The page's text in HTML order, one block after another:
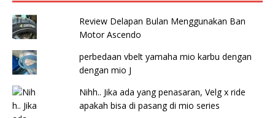
Review Delapan Bulan Menggunakan Ban
Motor Ascendo
perbedaan vbelt yamaha mio karbu dengan
dengan mio J
Nihh.. Jika ada yang penasaran, Velg x ride
apakah bisa di pasang di mio series